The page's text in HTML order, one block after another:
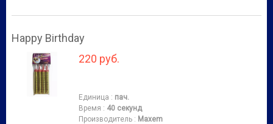
Happy Birthday
220 руб.
Единица : пач.
Время : 40 секунд
Производитель : Maxem